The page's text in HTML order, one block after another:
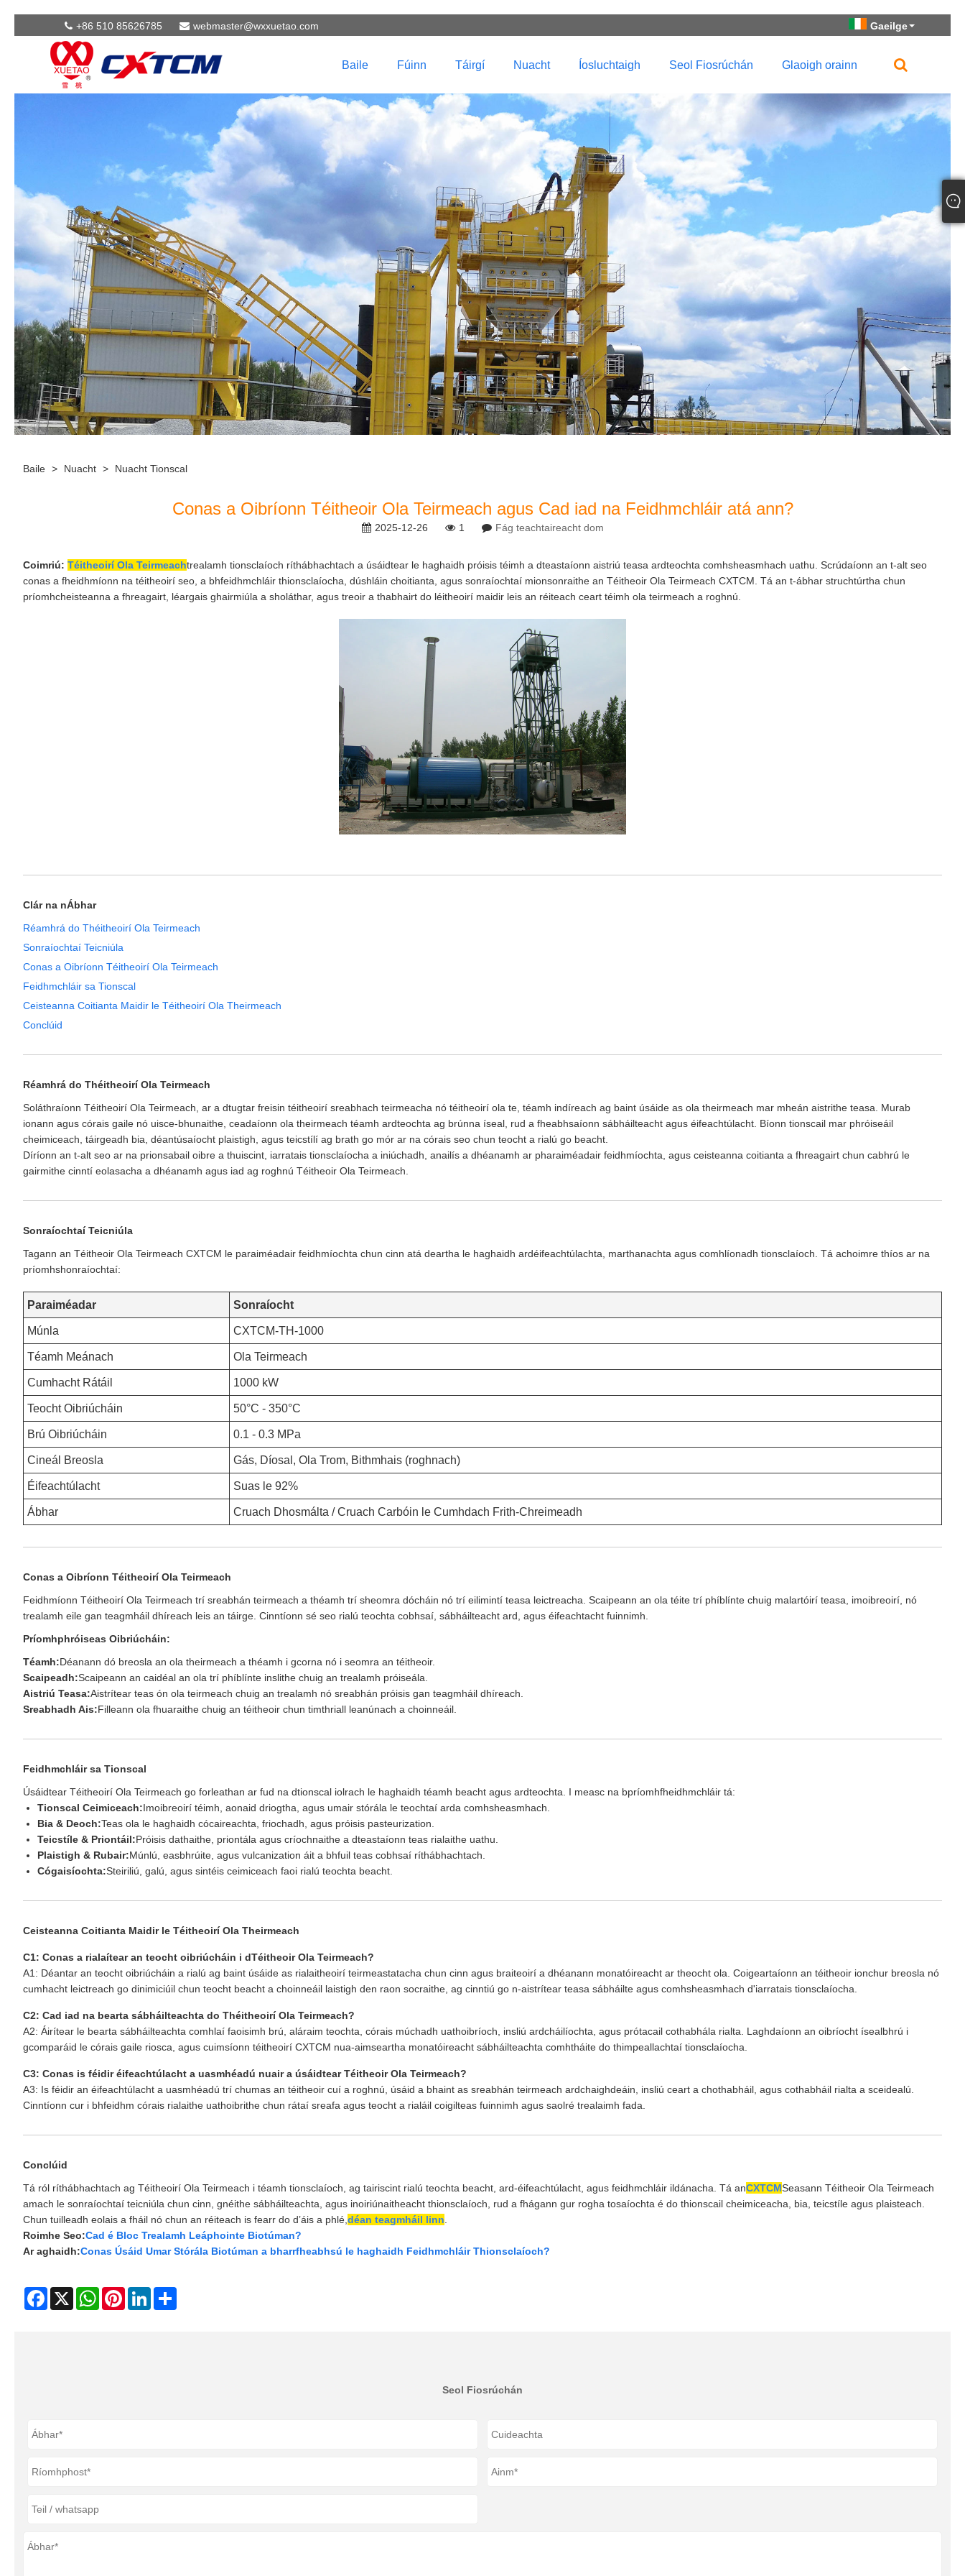
+86 510 85626785 webmaster@wxxuetao.com Gaeilge
Baile Fúinn Táirgí Nuacht Íosluchtaigh Seol Fiosrúchán Glaoigh orainn
Baile > Nuacht > Nuacht Tionscal
Conas a Oibríonn Téitheoir Ola Teirmeach agus Cad iad na Feidhmchláir atá ann?
2025-12-26 1 Fág teachtaireacht dom
Coimriú: Téitheoirí Ola Teirmeachtrealamh tionsclaíoch ríthábhachtach a úsáidtear le haghaidh próisis téimh a dteastaíonn aistriú teasa ardteochta comhsheasmhach uathu. Scrúdaíonn an t-alt seo
conas a fheidhmíonn na téitheoirí seo, a bhfeidhmchláir thionsclaíocha, dúshláin choitianta, agus sonraíochtaí mionsonraithe an Téitheoir Ola Teirmeach CXTCM. Tá an t-ábhar struchtúrtha chun
príomhcheisteanna a fhreagairt, léargais ghairmiúla a sholáthar, agus treoir a thabhairt do léitheoirí maidir leis an réiteach ceart téimh ola teirmeach a roghnú.
Clár na nÁbhar
Réamhrá do Théitheoirí Ola Teirmeach
Sonraíochtaí Teicniúla
Conas a Oibríonn Téitheoirí Ola Teirmeach
Feidhmchláir sa Tionscal
Ceisteanna Coitianta Maidir le Téitheoirí Ola Theirmeach
Conclúid
Réamhrá do Théitheoirí Ola Teirmeach
Soláthraíonn Téitheoirí Ola Teirmeach, ar a dtugtar freisin téitheoirí sreabhach teirmeacha nó téitheoirí ola te, téamh indíreach ag baint úsáide as ola theirmeach mar mheán aistrithe teasa. Murab
ionann agus córais gaile nó uisce-bhunaithe, ceadaíonn ola theirmeach téamh ardteochta ag brúnna íseal, rud a fheabhsaíonn sábháilteacht agus éifeachtúlacht. Bíonn tionscail mar phróiseáil
cheimiceach, táirgeadh bia, déantúsaíocht plaistigh, agus teicstílí ag brath go mór ar na córais seo chun teocht a rialú go beacht.
Díríonn an t-alt seo ar na prionsabail oibre a thuiscint, iarratais tionsclaíocha a iniúchadh, anailís a dhéanamh ar pharaiméadair feidhmíochta, agus ceisteanna coitianta a fhreagairt chun cabhrú le
gairmithe cinntí eolasacha a dhéanamh agus iad ag roghnú Téitheoir Ola Teirmeach.
Sonraíochtaí Teicniúla
Tagann an Téitheoir Ola Teirmeach CXTCM le paraiméadair feidhmíochta chun cinn atá deartha le haghaidh ardéifeachtúlachta, marthanachta agus comhlíonadh tionsclaíoch. Tá achoimre thíos ar na
príomhshonraíochtaí:
Paraiméadar Sonraíocht
Múnla CXTCM-TH-1000
Téamh Meánach Ola Teirmeach
Cumhacht Rátáil 1000 kW
Teocht Oibriúcháin 50°C - 350°C
Brú Oibriúcháin 0.1 - 0.3 MPa
Cineál Breosla Gás, Díosal, Ola Trom, Bithmhais (roghnach)
Éifeachtúlacht Suas le 92%
Ábhar Cruach Dhosmálta / Cruach Carbóin le Cumhdach Frith-Chreimeadh
Conas a Oibríonn Téitheoirí Ola Teirmeach
Feidhmíonn Téitheoirí Ola Teirmeach trí sreabhán teirmeach a théamh trí sheomra dócháin nó trí eilimintí teasa leictreacha. Scaipeann an ola téite trí phíblínte chuig malartóirí teasa, imoibreoirí, nó
trealamh eile gan teagmháil dhíreach leis an táirge. Cinntíonn sé seo rialú teochta cobhsaí, sábháilteacht ard, agus éifeachtacht fuinnimh.
Príomhphróiseas Oibriúcháin:
Téamh:Déanann dó breosla an ola theirmeach a théamh i gcorna nó i seomra an téitheoir.
Scaipeadh:Scaipeann an caidéal an ola trí phíblínte inslithe chuig an trealamh próiseála.
Aistriú Teasa:Aistrítear teas ón ola teirmeach chuig an trealamh nó sreabhán próisis gan teagmháil dhíreach.
Sreabhadh Ais:Filleann ola fhuaraithe chuig an téitheoir chun timthriall leanúnach a choinneáil.
Feidhmchláir sa Tionscal
Úsáidtear Téitheoirí Ola Teirmeach go forleathan ar fud na dtionscal iolrach le haghaidh téamh beacht agus ardteochta. I measc na bpríomhfheidhmchláir tá:
Tionscal Ceimiceach:Imoibreoirí téimh, aonaid driogtha, agus umair stórála le teochtaí arda comhsheasmhach.
Bia & Deoch:Teas ola le haghaidh cócaireachta, friochadh, agus próisis pasteurization.
Teicstíle & Priontáil:Próisis dathaithe, priontála agus críochnaithe a dteastaíonn teas rialaithe uathu.
Plaistigh & Rubair:Múnlú, easbhrúite, agus vulcanization áit a bhfuil teas cobhsaí ríthábhachtach.
Cógaisíochta:Steiriliú, galú, agus sintéis ceimiceach faoi rialú teochta beacht.
Ceisteanna Coitianta Maidir le Téitheoirí Ola Theirmeach
C1: Conas a rialaítear an teocht oibriúcháin i dTéitheoir Ola Teirmeach?
A1: Déantar an teocht oibriúcháin a rialú ag baint úsáide as rialaitheoirí teirmeastatacha chun cinn agus braiteoirí a dhéanann monatóireacht ar theocht ola. Coigeartaíonn an téitheoir ionchur breosla nó
cumhacht leictreach go dinimiciúil chun teocht beacht a choinneáil laistigh den raon socraithe, ag cinntiú go n-aistrítear teasa sábháilte agus comhsheasmhach d'iarratais tionsclaíocha.
C2: Cad iad na bearta sábháilteachta do Théitheoirí Ola Teirmeach?
A2: Áirítear le bearta sábháilteachta comhlaí faoisimh brú, aláraim teochta, córais múchadh uathoibríoch, insliú ardcháilíochta, agus prótacail cothabhála rialta. Laghdaíonn an oibríocht ísealbhrú i
gcomparáid le córais gaile riosca, agus cuimsíonn téitheoirí CXTCM nua-aimseartha monatóireacht sábháilteachta comhtháite do thimpeallachtaí tionsclaíocha.
C3: Conas is féidir éifeachtúlacht a uasmhéadú nuair a úsáidtear Téitheoir Ola Teirmeach?
A3: Is féidir an éifeachtúlacht a uasmhéadú trí chumas an téitheoir cuí a roghnú, úsáid a bhaint as sreabhán teirmeach ardchaighdeáin, insliú ceart a chothabháil, agus cothabháil rialta a sceidealú.
Cinntíonn cur i bhfeidhm córais rialaithe uathoibrithe chun rátaí sreafa agus teocht a rialáil coigilteas fuinnimh agus saolré trealaimh fada.
Conclúid
Tá ról ríthábhachtach ag Téitheoirí Ola Teirmeach i téamh tionsclaíoch, ag tairiscint rialú teochta beacht, ard-éifeachtúlacht, agus feidhmchláir ildánacha. Tá anCXTCMSeasann Téitheoir Ola Teirmeach
amach le sonraíochtaí teicniúla chun cinn, gnéithe sábháilteachta, agus inoiriúnaitheacht thionsclaíoch, rud a fhágann gur rogha tosaíochta é do thionscail cheimiceacha, bia, teicstíle agus plaisteach.
Chun tuilleadh eolais a fháil nó chun an réiteach is fearr do d’áis a phlé,déan teagmháil linn.
Roimhe Seo:Cad é Bloc Trealamh Leáphointe Biotúman?
Ar aghaidh:Conas Úsáid Umar Stórála Biotúman a bharrfheabhsú le haghaidh Feidhmchláir Thionsclaíoch?
Facebook
X WhatsAppPinterestLinkedIn
Seol Fiosrúchán